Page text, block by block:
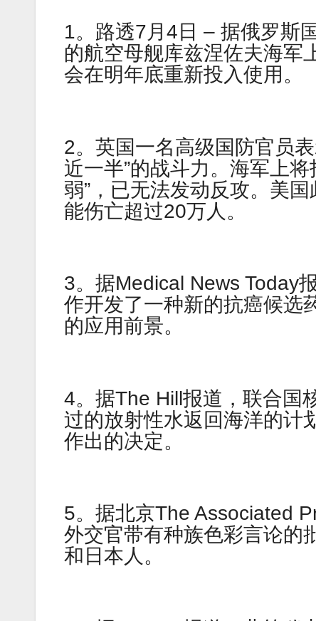
1。路透7月4日 – 据俄罗斯
的航空母舰库兹涅佐夫海军
会在明年底重新投入使用。
2。英国一名高级国防官员
近一半”的战斗力。海军上
弱”，已无法发动反攻。美
能伤亡超过20万人。
3。据Medical News Today
作开发了一种新的抗癌候选
的应用前景。
4。据The Hill报道，联合国
过的放射性水返回海洋的计
作出的决定。
5。据北京The Associated
外交官带有种族色彩言论的
和日本人。